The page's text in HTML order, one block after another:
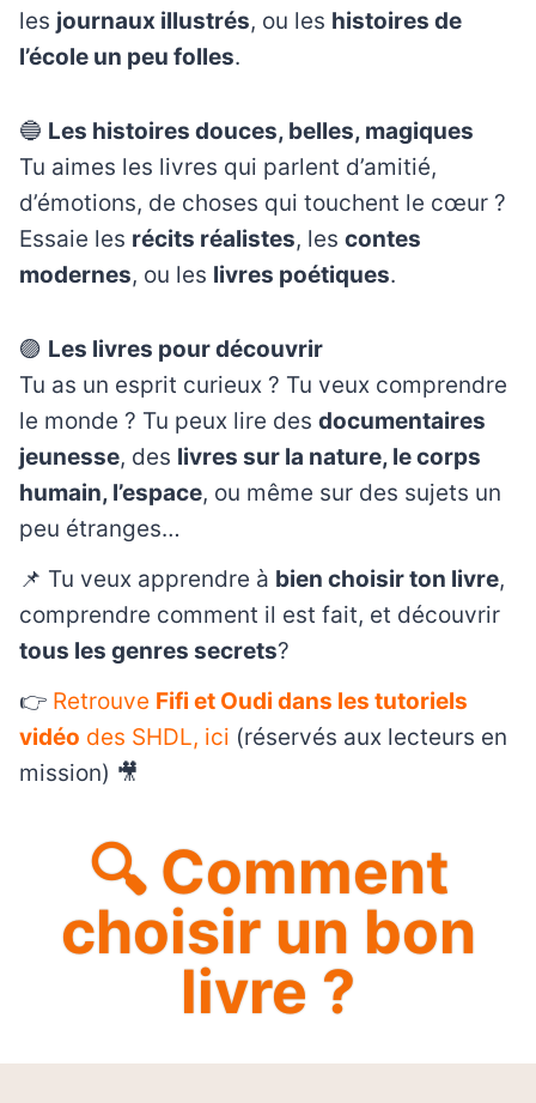
les journaux illustrés, ou les histoires de
l’école un peu folles.
🔵 Les histoires douces, belles, magiques
Tu aimes les livres qui parlent d’amitié,
d’émotions, de choses qui touchent le cœur ?
Essaie les récits réalistes, les contes
modernes, ou les livres poétiques.
🟣 Les livres pour découvrir
Tu as un esprit curieux ? Tu veux comprendre
le monde ? Tu peux lire des documentaires
jeunesse, des livres sur la nature, le corps
humain, l’espace, ou même sur des sujets un
peu étranges…
📌 Tu veux apprendre à bien choisir ton livre,
comprendre comment il est fait, et découvrir
tous les genres secrets?
👉 Retrouve Fifi et Oudi dans les tutoriels
vidéo des SHDL, ici (réservés aux lecteurs en
mission) 🎥
🔍 Comment
choisir un bon
livre ?